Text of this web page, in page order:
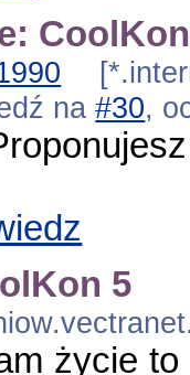
na#30,
5
życie to